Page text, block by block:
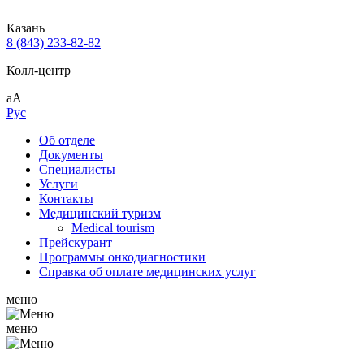
Казань
8 (843) 233-82-82
Колл-центр
аА
Рус
Об отделе
Документы
Специалисты
Услуги
Контакты
Медицинский туризм
Medical tourism
Прейскурант
Программы онкодиагностики
Справка об оплате медицинских услуг
меню
меню